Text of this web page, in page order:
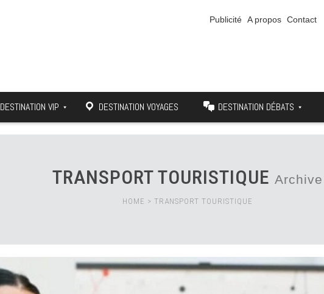
Publicité A propos Contact
DESTINATION VIP DESTINATION VOYAGES DESTINATION DÉBATS
TRANSPORT TOURISTIQUE Archive
HOME > TRANSPORT TOURISTIQUE